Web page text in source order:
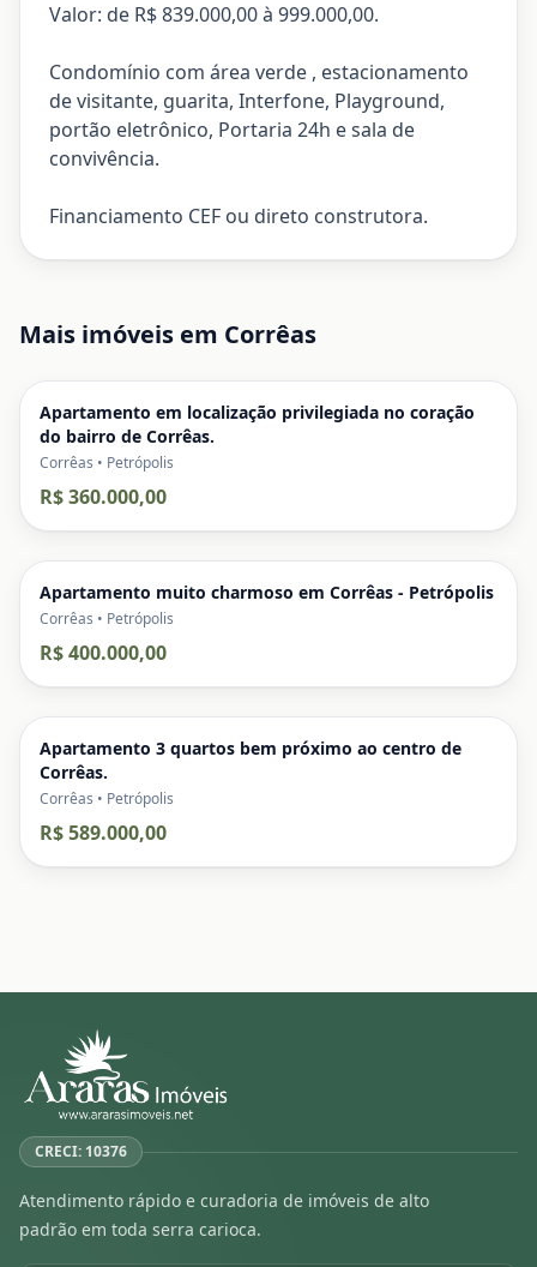
Valor: de R$ 839.000,00 à 999.000,00.
Condomínio com área verde , estacionamento
de visitante, guarita, Interfone, Playground,
portão eletrônico, Portaria 24h e sala de
convivência.
Financiamento CEF ou direto construtora.
Mais imóveis em Corrêas
Apartamento em localização privilegiada no coração
do bairro de Corrêas.
Corrêas • Petrópolis
R$ 360.000,00
Apartamento muito charmoso em Corrêas - Petrópolis
Corrêas • Petrópolis
R$ 400.000,00
Apartamento 3 quartos bem próximo ao centro de
Corrêas.
Corrêas • Petrópolis
R$ 589.000,00
CRECI: 10376
Atendimento rápido e curadoria de imóveis de alto
padrão em toda serra carioca.